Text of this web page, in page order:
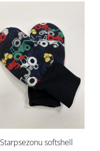
Starpsezonu softshell